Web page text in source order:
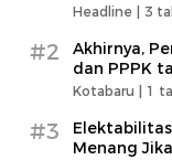
Headline | 3
#2
Akhirnya,
dan PPPK
Kotabaru | 1
#3
Menang